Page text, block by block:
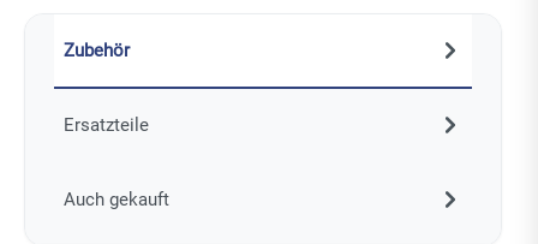
Zubehör
Ersatzteile
Auch gekauft